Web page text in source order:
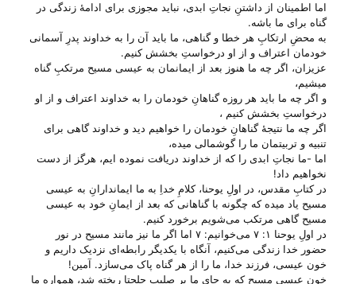
اما اطمینان از داشتنِ نجاتِ ابدی، نباید مجوزی برای ادامهٔ زندگی در
گناه برای ما باشه.
به محضِ ارتکابِ هر خطا و گناهی، ما باید آن را به خداوند پدرِ آسمانی
خودمان اعتراف و از او درخواستِ بخشش کنیم.
عزیزان، اگر چه ما هنوز بعد از ایمانمان به عیسی مسیح مرتکبِ گناه
میشیم،
و اگر چه ما باید هر روزه گناهانِ خودمان را به خداوند اعتراف و از او
درخواستِ بخشش کنیم ،
اگر چه ما نتیجهٔ گناهانِ خودمان را خواهیم دید و خداوند گاهی برای
تنبیه و تربیتمان ما را گوشمالی میده،
اما -ما نجاتِ ابدی را که از خداوند دریافت نموده ایم، هرگز از دست
نخواهیم داد!
در کتابِ مقدس، در اولِ یوحنا، کلامِ خداِ به ما ایماندارانِ به عیسی
مسیح یاد میده که چگونه با گناهانی که بعد از ایمانِ خود به عیسی
مسیح گاهی مرتکب می‌‌شویم برخورد کنیم.
در اولِ یوحنا ۱: ۷ می‌‌خوانیم: ۷ اما اگر ما نیز مانند مسیح در نور
حضور خدا زندگی می‌کنیم، آنگاه با یکدیگر رابطه‌ای نزدیک داریم و
خون عیسی، فرزند خدا، ما را از هر گناه پاک می‌سازد. آمین!
خونِ عیسی مسیح که به جای ما بر صلیبِ جلجتا ریخته شد، همواره ما